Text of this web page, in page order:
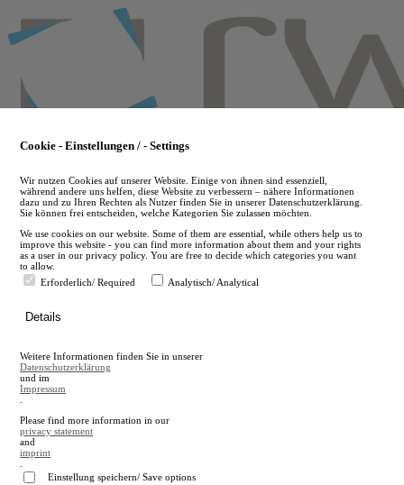
to
main
en
A
A
Cookie - Einstellungen / - Settings
Wir nutzen Cookies auf unserer Website. Einige von ihnen sind essenziell,
während andere uns helfen, diese Website zu verbessern – nähere Informationen
dazu und zu Ihren Rechten als Nutzer finden Sie in unserer Datenschutzerklärung.
Sie können frei entscheiden, welche Kategorien Sie zulassen möchten.
We use cookies on our website. Some of them are essential, while others help us to
improve this website - you can find more information about them and your rights
as a user in our privacy policy. You are free to decide which categories you want
to allow.
Erforderlich/ Required
Analytisch/ Analytical
Details
Weitere Informationen finden Sie in unserer
Datenschutzerklärung
und im
Impressum
Please find more information in our
privacy statement
and
imprint
Einstellung speichern/ Save options